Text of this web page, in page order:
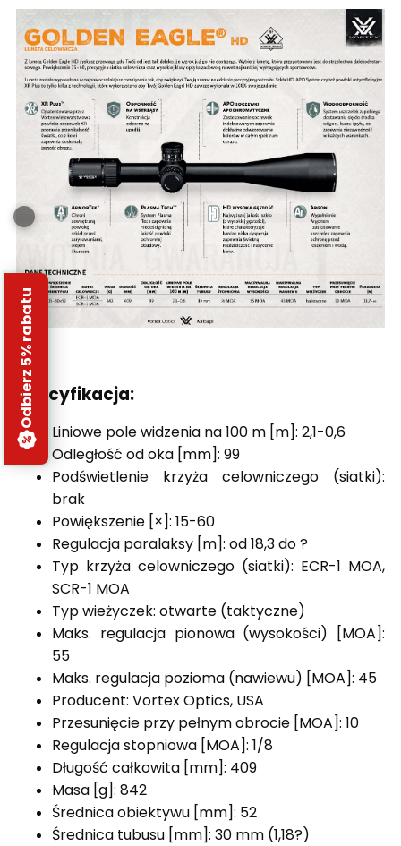
Specyfikacja:
Liniowe pole widzenia na 100 m [m]: 2,1-0,6
Odległość od oka [mm]: 99
Podświetlenie krzyża celowniczego (siatki):
brak
Powiększenie [×]: 15-60
Regulacja paralaksy [m]: od 18,3 do ?
Typ krzyża celowniczego (siatki): ECR-1 MOA,
SCR-1 MOA
Typ wieżyczek: otwarte (taktyczne)
Maks. regulacja pionowa (wysokości) [MOA]:
55
Maks. regulacja pozioma (nawiewu) [MOA]: 45
Producent: Vortex Optics, USA
Przesunięcie przy pełnym obrocie [MOA]: 10
Regulacja stopniowa [MOA]: 1/8
Długość całkowita [mm]: 409
Masa [g]: 842
Średnica obiektywu [mm]: 52
Średnica tubusu [mm]: 30 mm (1,18?)
Odbierz 5% rabatu